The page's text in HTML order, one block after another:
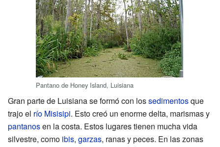
Pantano de Honey Island, Luisiana
Gran parte de Luisiana se formó con lossedimentosque
trajo el río Misisipi. Esto creó un enorme delta, marismas y
pantanosen la costa. Estos lugares tienen mucha vida
silvestre, como ibis, garzas, ranas y peces. En las zonas